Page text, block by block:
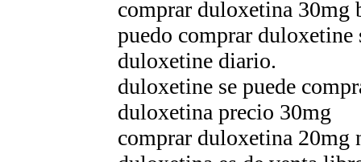
comprar duloxetina 30mg
puedo comprar duloxetine
duloxetine diario.
duloxetine se puede
duloxetina precio 30mg
comprar duloxetina 20mg